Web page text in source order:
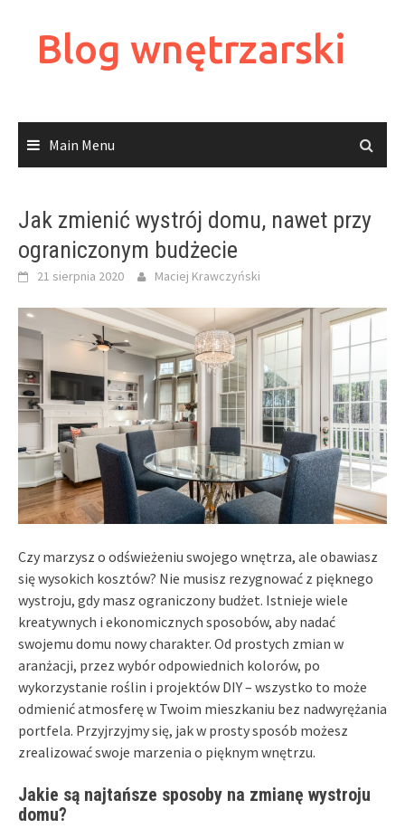
contentBlog wnętrzarski
Main Menu
Jak zmienić wystrój domu, nawet przy
ograniczonym budżecie
21 sierpnia 2020 Maciej Krawczyński
Czy marzysz o odświeżeniu swojego wnętrza, ale obawiasz
się wysokich kosztów? Nie musisz rezygnować z pięknego
wystroju, gdy masz ograniczony budżet. Istnieje wiele
kreatywnych i ekonomicznych sposobów, aby nadać
swojemu domu nowy charakter. Od prostych zmian w
aranżacji, przez wybór odpowiednich kolorów, po
wykorzystanie roślin i projektów DIY – wszystko to może
odmienić atmosferę w Twoim mieszkaniu bez nadwyrężania
portfela. Przyjrzyjmy się, jak w prosty sposób możesz
zrealizować swoje marzenia o pięknym wnętrzu.
Jakie są najtańsze sposoby na zmianę wystroju
domu?